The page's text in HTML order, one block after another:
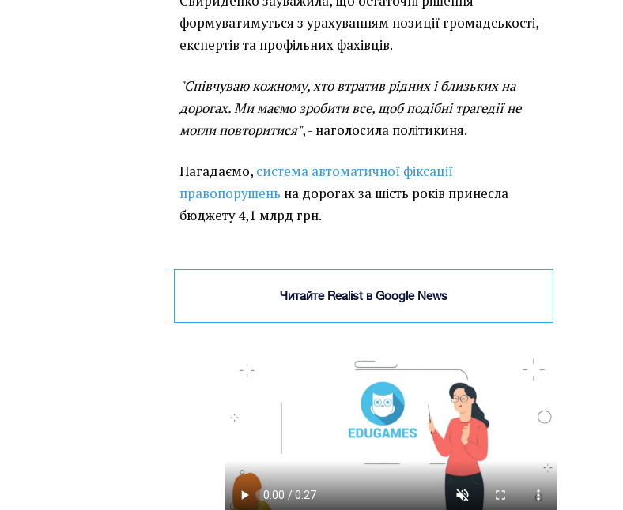
формуватимуться з урахуванням позиції громадськості,
експертів та профільних фахівців.
"Співчуваю кожному, хто втратив рідних і близьких на
дорогах. Ми маємо зробити все, щоб подібні трагедії не
могли повторитися", - наголосила політикиня.
Нагадаємо, система автоматичної фіксації
правопорушень на дорогах за шість років принесла
бюджету 4,1 млрд грн.
Читайте Realist в Google News